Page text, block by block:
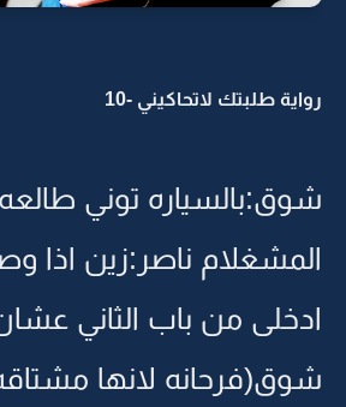
رواية طلبتك لاتحاكيني -10
شوق:بالسياره توني
المشغلام ناصر:زين اذا
ادخلى من باب الثاني
شوق(فرحانه لانها